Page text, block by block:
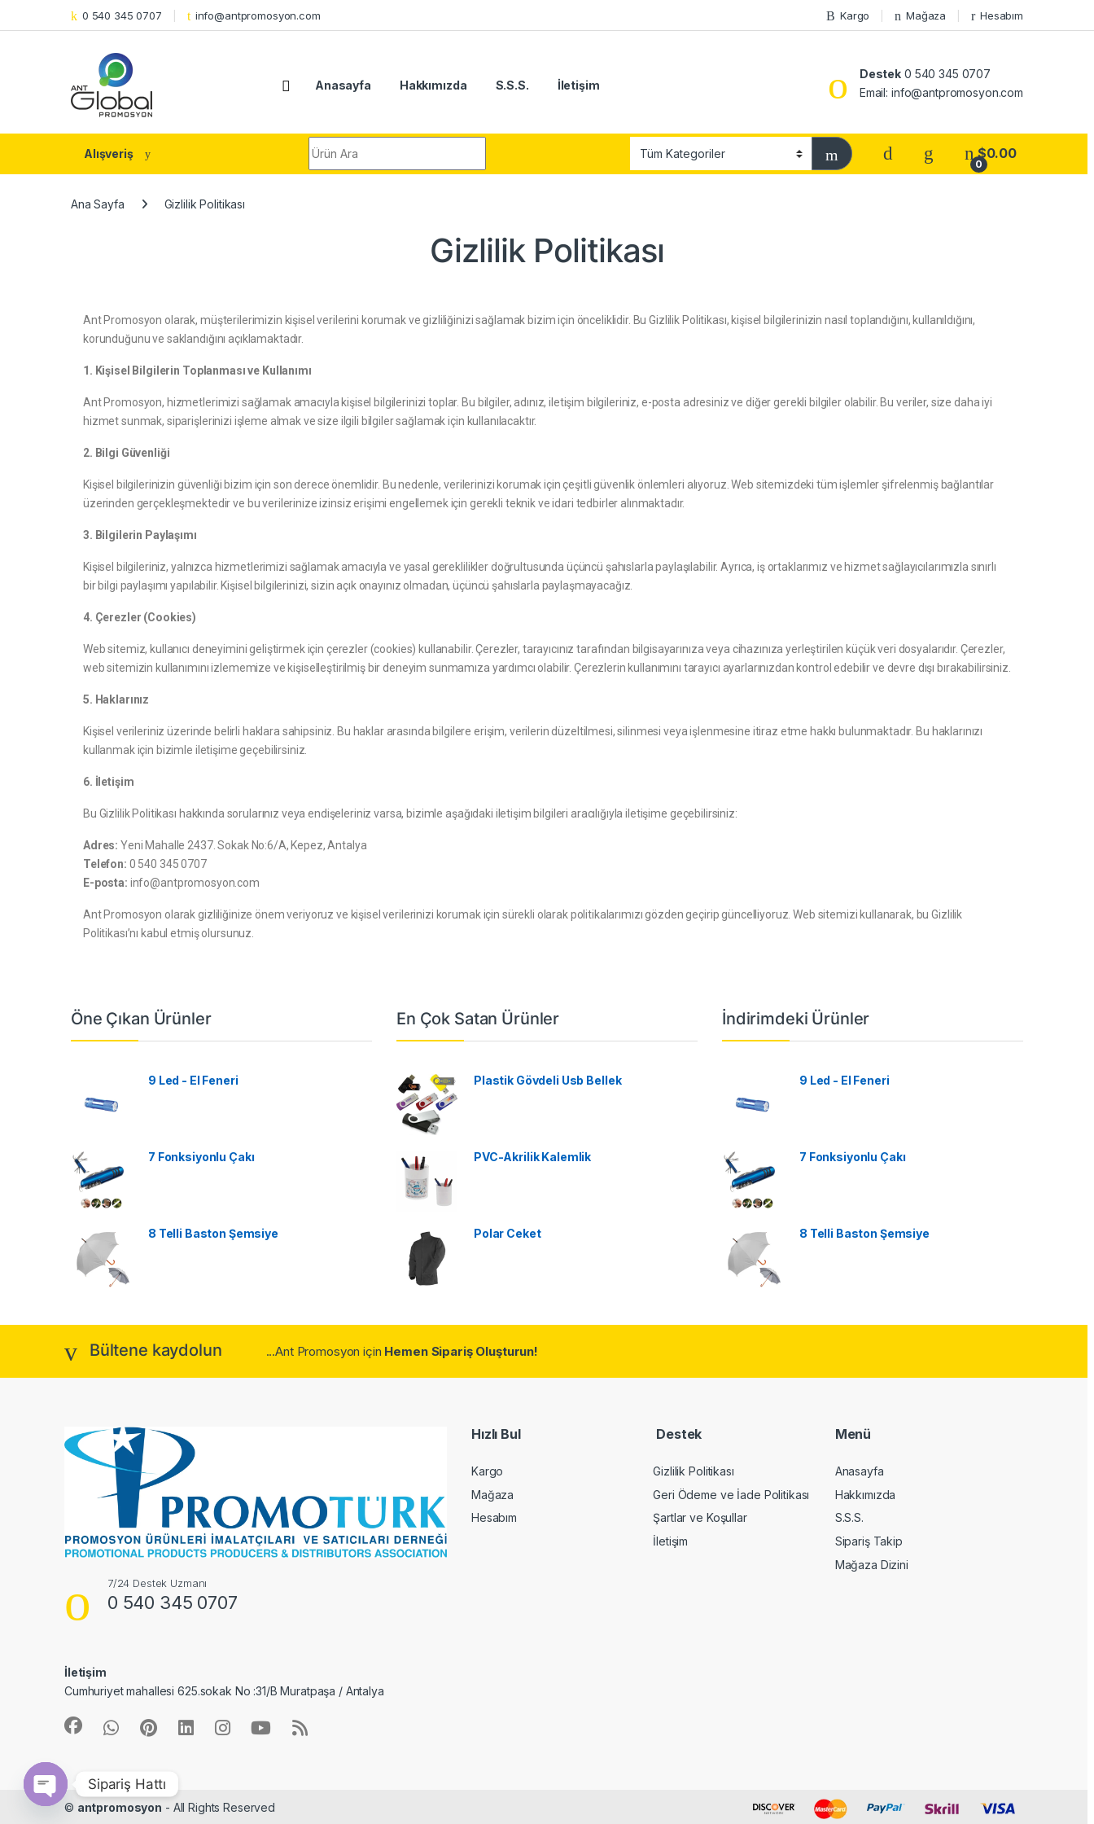
0 540 345 0707 info@antpromosyon.com Kargo Mağaza Hesabım
Anasayfa Hakkımızda S.S.S. İletişim
Destek 0 540 345 0707
Email: info@antpromosyon.com
Alışveriş
0
$0.00
Ana Sayfa Gizlilik Politikası
Gizlilik Politikası
Ant Promosyon olarak, müşterilerimizin kişisel verilerini korumak ve gizliliğinizi sağlamak bizim için önceliklidir. Bu Gizlilik Politikası, kişisel bilgilerinizin nasıl toplandığını, kullanıldığını,
korunduğunu ve saklandığını açıklamaktadır.
1. Kişisel Bilgilerin Toplanması ve Kullanımı
Ant Promosyon, hizmetlerimizi sağlamak amacıyla kişisel bilgilerinizi toplar. Bu bilgiler, adınız, iletişim bilgileriniz, e-posta adresiniz ve diğer gerekli bilgiler olabilir. Bu veriler, size daha iyi
hizmet sunmak, siparişlerinizi işleme almak ve size ilgili bilgiler sağlamak için kullanılacaktır.
2. Bilgi Güvenliği
Kişisel bilgilerinizin güvenliği bizim için son derece önemlidir. Bu nedenle, verilerinizi korumak için çeşitli güvenlik önlemleri alıyoruz. Web sitemizdeki tüm işlemler şifrelenmiş bağlantılar
üzerinden gerçekleşmektedir ve bu verilerinize izinsiz erişimi engellemek için gerekli teknik ve idari tedbirler alınmaktadır.
3. Bilgilerin Paylaşımı
Kişisel bilgileriniz, yalnızca hizmetlerimizi sağlamak amacıyla ve yasal gereklilikler doğrultusunda üçüncü şahıslarla paylaşılabilir. Ayrıca, iş ortaklarımız ve hizmet sağlayıcılarımızla sınırlı
bir bilgi paylaşımı yapılabilir. Kişisel bilgilerinizi, sizin açık onayınız olmadan, üçüncü şahıslarla paylaşmayacağız.
4. Çerezler (Cookies)
Web sitemiz, kullanıcı deneyimini geliştirmek için çerezler (cookies) kullanabilir. Çerezler, tarayıcınız tarafından bilgisayarınıza veya cihazınıza yerleştirilen küçük veri dosyalarıdır. Çerezler,
web sitemizin kullanımını izlememize ve kişiselleştirilmiş bir deneyim sunmamıza yardımcı olabilir. Çerezlerin kullanımını tarayıcı ayarlarınızdan kontrol edebilir ve devre dışı bırakabilirsiniz.
5. Haklarınız
Kişisel verileriniz üzerinde belirli haklara sahipsiniz. Bu haklar arasında bilgilere erişim, verilerin düzeltilmesi, silinmesi veya işlenmesine itiraz etme hakkı bulunmaktadır. Bu haklarınızı
kullanmak için bizimle iletişime geçebilirsiniz.
6. İletişim
Bu Gizlilik Politikası hakkında sorularınız veya endişeleriniz varsa, bizimle aşağıdaki iletişim bilgileri aracılığıyla iletişime geçebilirsiniz:
Adres: Yeni Mahalle 2437. Sokak No:6/A, Kepez, Antalya
Telefon: 0 540 345 0707
E-posta: info@antpromosyon.com
Ant Promosyon olarak gizliliğinize önem veriyoruz ve kişisel verilerinizi korumak için sürekli olarak politikalarımızı gözden geçirip güncelliyoruz. Web sitemizi kullanarak, bu Gizlilik
Politikası’nı kabul etmiş olursunuz.
Öne Çıkan Ürünler
9 Led - El Feneri
7 Fonksiyonlu Çakı
8 Telli Baston Şemsiye
En Çok Satan Ürünler
Plastik Gövdeli Usb Bellek
PVC-Akrilik Kalemlik
Polar Ceket
İndirimdeki Ürünler
9 Led - El Feneri
7 Fonksiyonlu Çakı
8 Telli Baston Şemsiye
Bültene kaydolun ...Ant Promosyon için Hemen Sipariş Oluşturun!
7/24 Destek Uzmanı
0 540 345 0707
İletişim
Cumhuriyet mahallesi 625.sokak No :31/B Muratpaşa / Antalya
Hızlı Bul
Kargo
Mağaza
Hesabım
Destek
Gizlilik Politikası
Geri Ödeme ve İade Politikası
Şartlar ve Koşullar
İletişim
Menü
Anasayfa
Hakkımızda
S.S.S.
Sipariş Takip
Mağaza Dizini
© antpromosyon - All Rights Reserved
Sipariş Hattı
Open chaty